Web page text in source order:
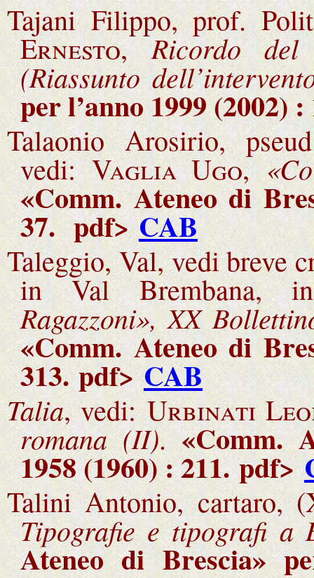
Tajani Filippo, prof.
Ernesto,Ricordo
(Riassunto
per l’anno 1999 (2002) :
Talaonio Arosirio,
vedi:Vaglia Ugo,
«Comm. Ateneo di
37. pdf>CAB
Taleggio, Val, vedi breve
in Val Brembana,
Ragazzoni», XX
«Comm. Ateneo di
313.pdf>CAB
Talia, vedi:Urbinati
romana (II).«Comm.
1958 (1960) : 211.pdf>
Talini Antonio, cartaro,
Tipografie e tipografi a
Ateneo di Brescia»